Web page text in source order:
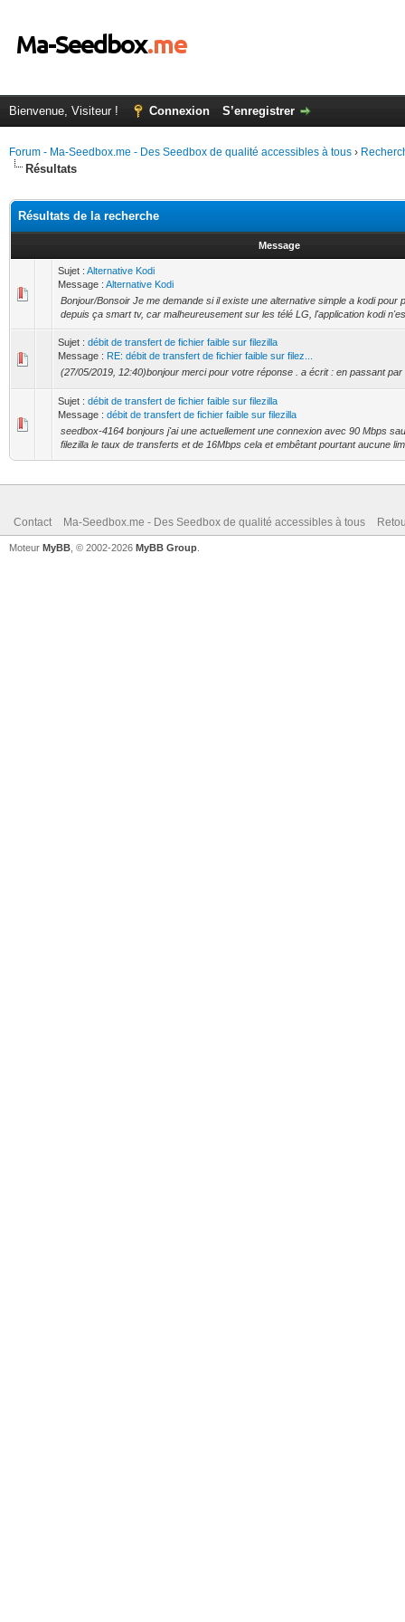
Bienvenue, Visiteur ! Connexion S’enregistrer
Forum - Ma-Seedbox.me - Des Seedbox de qualité accessibles à tous ›
Résultats
Résultats de la recherche
Message
Sujet : Alternative Kodi
Message : Alternative Kodi
Bonjour/Bonsoir Je me demande si il existe une alternative simple a kodi pour
depuis ça smart tv, car malheureusement sur les télé LG, l'application kodi
Sujet : débit de transfert de fichier faible sur filezilla
Message : RE: débit de transfert de fichier faible sur filez...
(27/05/2019, 12:40)bonjour merci pour votre réponse . a écrit : en passant
Sujet : débit de transfert de fichier faible sur filezilla
Message : débit de transfert de fichier faible sur filezilla
seedbox-4164 bonjours j'ai une actuellement une connexion avec 90 Mbps
filezilla le taux de transferts et de 16Mbps cela et embêtant pourtant aucune
Contact Ma-Seedbox.me - Des Seedbox de qualité accessibles à tous
Moteur MyBB , © 2002-2026 MyBB Group